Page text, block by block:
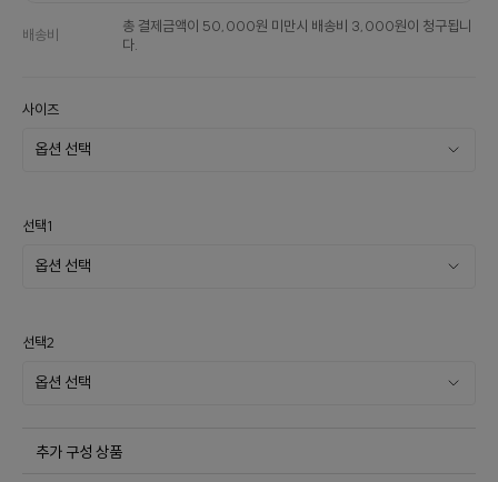
배송비
총 결제금액이 50,000원 미만시 배송비 3,000원이 청구됩니
다.
사이즈
선택1
선택2
추가 구성 상품